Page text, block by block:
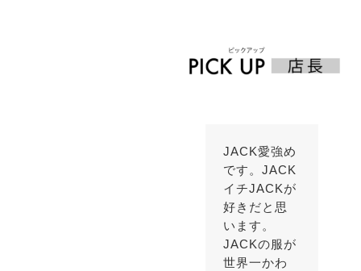
JACK愛強め
です。JACK
イチJACKが
好きだと思
います。
JACKの服が
世界一かわ